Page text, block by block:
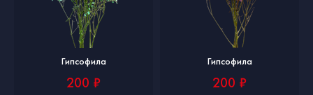
Гипсофила
200 ₽
Гипсофила
200 ₽